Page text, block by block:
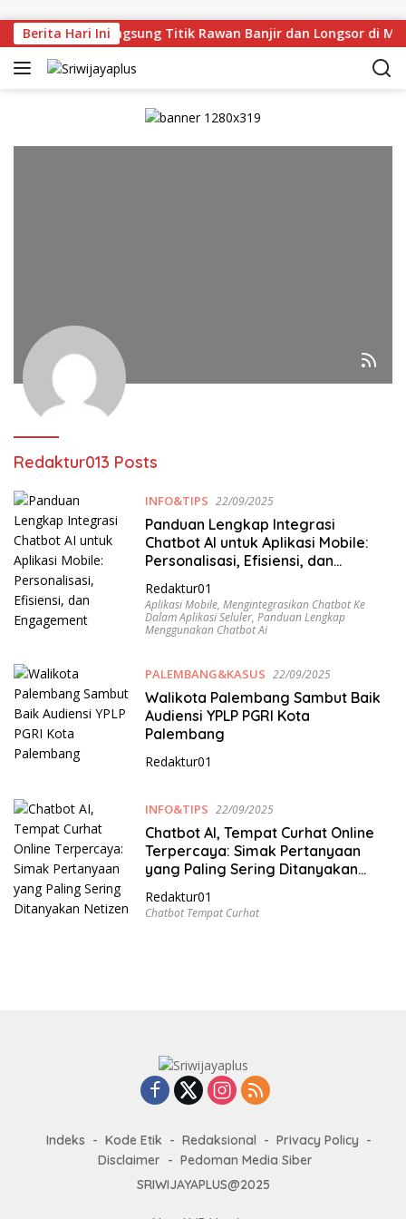
Berita Hari Ini
Deru Tinjau Langsung Titik Rawan Banjir dan Longsor di
Redaktur013 Posts
INFO&TIPS 22/09/2025
Panduan Lengkap Integrasi
Chatbot AI untuk Aplikasi Mobile:
Personalisasi, Efisiensi, dan
Engagement
Redaktur01
Aplikasi Mobile, Mengintegrasikan Chatbot Ke
Dalam Aplikasi Seluler, Panduan Lengkap
Menggunakan Chatbot Ai
PALEMBANG&KASUS 22/09/2025
Walikota Palembang Sambut Baik
Audiensi YPLP PGRI Kota
Palembang
Redaktur01
INFO&TIPS 22/09/2025
Chatbot AI, Tempat Curhat Online
Terpercaya: Simak Pertanyaan
yang Paling Sering Ditanyakan
Netizen
Redaktur01
Chatbot Tempat Curhat
Indeks Kode Etik Redaksional
Privacy Policy
Disclaimer
Pedoman Media Siber
SRIWIJAYAPLUS@2025